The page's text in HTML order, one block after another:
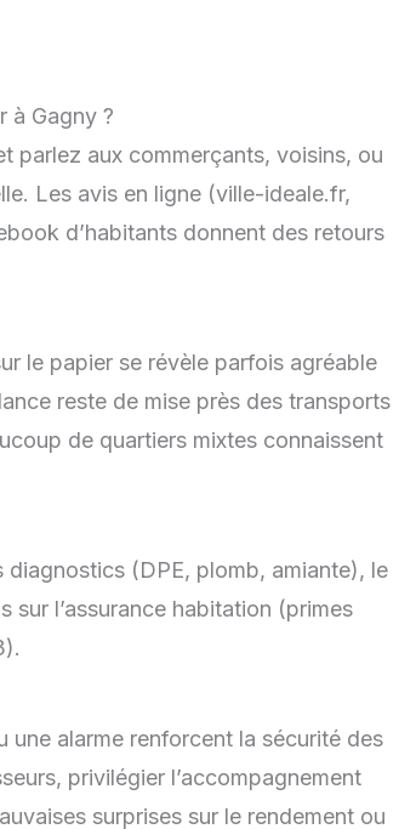
à Gagny ?
parlez aux commerçants, voisins, ou
Les avis en ligne (ville-ideale.fr,
d’habitants donnent des retours
le papier se révèle parfois agréable
reste de mise près des transports
de quartiers mixtes connaissent
(DPE, plomb, amiante), le
sur l’assurance habitation (primes
une alarme renforcent la sécurité des
privilégier l’accompagnement
surprises sur le rendement ou